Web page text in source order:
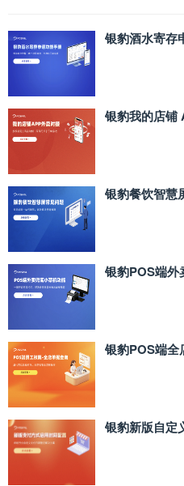
银豹酒水寄存
银豹我的店铺
银豹餐饮智慧
银豹POS端外
银豹POS端全
银豹新版自定